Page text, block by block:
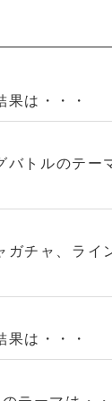
果は・・・
バトルのテー
ガチャ、ライ
果は・・・